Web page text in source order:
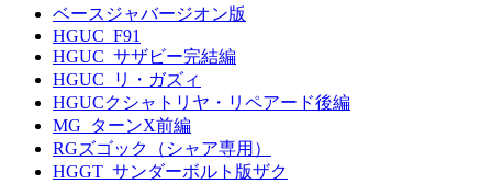
ベースジャバージオン版
HGUC_F91
HGUC_サザビー完結編
HGUC_リ・ガズィ
HGUCクシャトリヤ・リペアード後編
MG_ターンX前編
RGズゴック（シャア専用）
HGGT_サンダーボルト版ザク